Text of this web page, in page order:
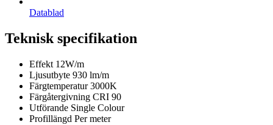
Datablad
Teknisk specifikation
Effekt 12W/m
Ljusutbyte 930 lm/m
Färgtemperatur3000K
Färgåtergivning CRI 90
Utförande Single Colour
Profillängd Per meter